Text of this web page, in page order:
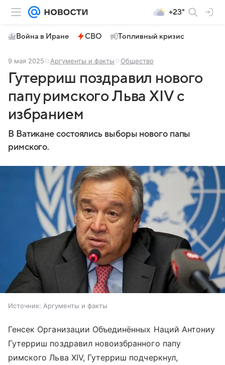
+23°
Война в Иране СВО Топливный кризис
9 мая 2025 Аргументы и факты Общество
Гутерриш поздравил нового
папу римского Льва XIV с
избранием
В Ватикане состоялись выборы нового папы
римского.
Источник: Аргументы и факты
Генсек Организации Объединённых Наций Антониу
Гутерриш поздравил новоизбранного папу
римского Льва XIV, Гутерриш подчеркнул,